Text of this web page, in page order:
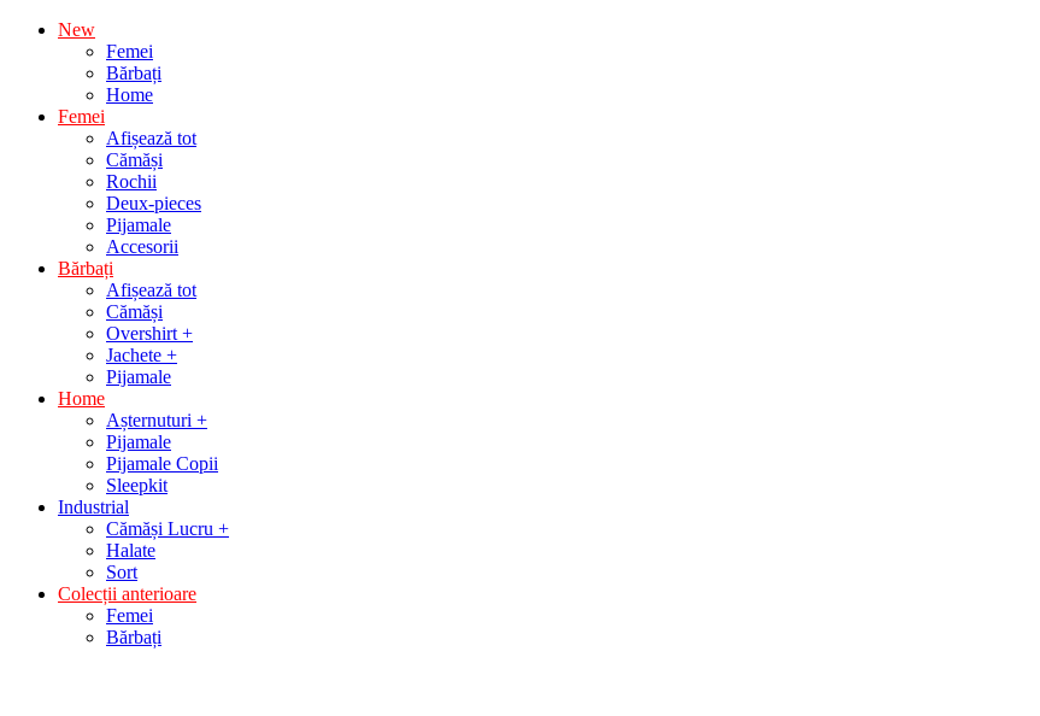
New
Femei
Bărbați
Home
Femei
Afișează tot
Cămăși
Rochii
Deux-pieces
Pijamale
Accesorii
Bărbați
Afișează tot
Cămăși
Overshirt +
Jachete +
Pijamale
Home
Așternuturi +
Pijamale
Pijamale Copii
Sleepkit
Industrial
Cămăși Lucru +
Halate
Sort
Colecții anterioare
Femei
Bărbați